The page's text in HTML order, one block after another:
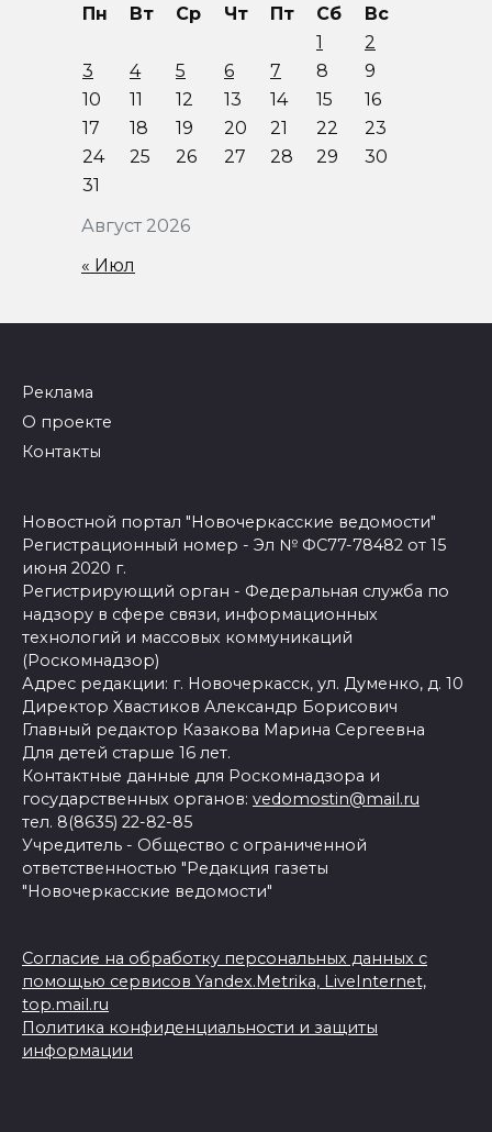
Август 2026
Пн Вт Ср Чт Пт Сб
Вс
1
2
3
4 5 6 7 8
9
10
11 12 13 14 15
16
17
18 19 20 21 22
23
24
25 26 27 28 29
30
31
« Июл
Реклама
О проекте
Контакты
Новостной портал "Новочеркасские ведомости"
Регистрационный номер - Эл № ФС77-78482 от 15
июня 2020 г.
Регистрирующий орган - Федеральная служба по
надзору в сфере связи, информационных
технологий и массовых коммуникаций
(Роскомнадзор)
Адрес редакции: г. Новочеркасск, ул. Думенко, д. 10
Директор Хвастиков Александр Борисович
Главный редактор Казакова Марина Сергеевна
Для детей старше 16 лет.
Контактные данные для Роскомнадзора и
государственных органов: vedomostin@mail.ru
тел. 8(8635) 22-82-85
Учредитель - Общество с ограниченной
ответственностью "Редакция газеты
"Новочеркасские ведомости"
Согласие на обработку персональных данных с
помощью сервисов Yandex.Metrika, LiveInternet,
top.mail.ru
Политика конфиденциальности и защиты
информации